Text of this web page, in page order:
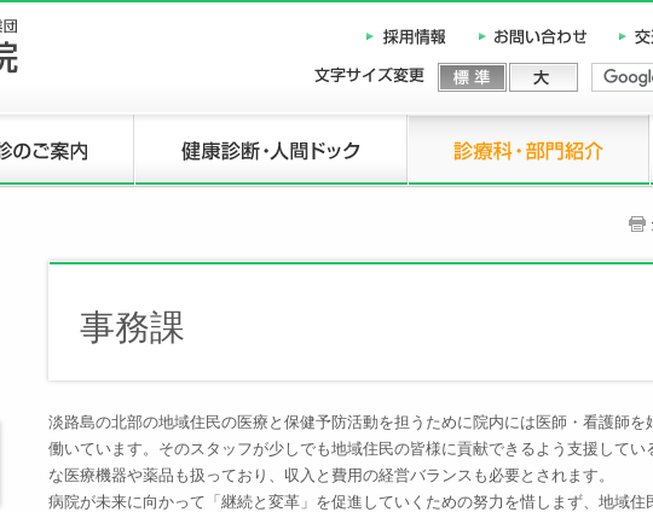
事務課
淡路島の北部の地域住民の医療と保健予防活動を担うために院内には医師・看護師
働いています。そのスタッフが少しでも地域住民の皆様に貢献できるよう支援してい
な医療機器や薬品も扱っており、収入と費用の経営バランスも必要とされます。
病院が未来に向かって「継続と変革」を促進していくための努力を惜しまず、地域住